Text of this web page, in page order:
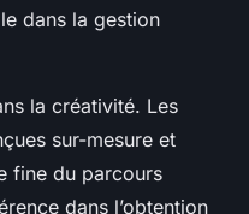
dans la gestion
la créativité. Les
sur-mesure et
fine du parcours
dans l’obtention